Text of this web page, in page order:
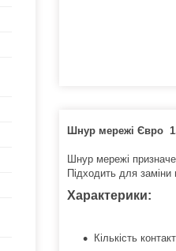
Шнур мережі Євро
Шнур мережі
Підходить для заміни
Характерики:
Кількість